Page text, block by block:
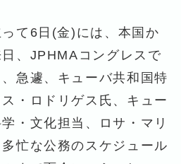
て6日(金)には、本国か
、JPHMAコングレスで
急遽、キューバ共和国特
・ロドリゲス氏、キュー
・文化担当、ロサ・マリ
忙な公務のスケジュール